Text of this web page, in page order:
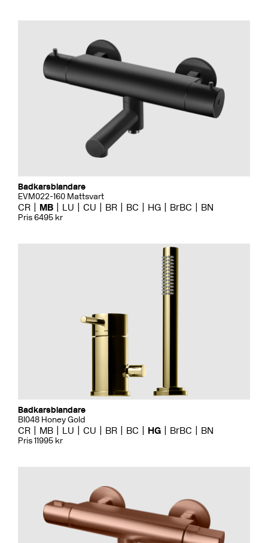
Badkarsblandare
EVM022-160 Mattsvart
CR MB LU CU BR BC HG BrBC BN
Pris 6495 kr
Badkarsblandare
BI048 Honey Gold
CR MB LU CU BR BC HG BrBC BN
Pris 11995 kr